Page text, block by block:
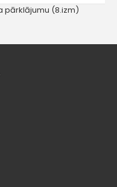
pārklājumu (8.izm)